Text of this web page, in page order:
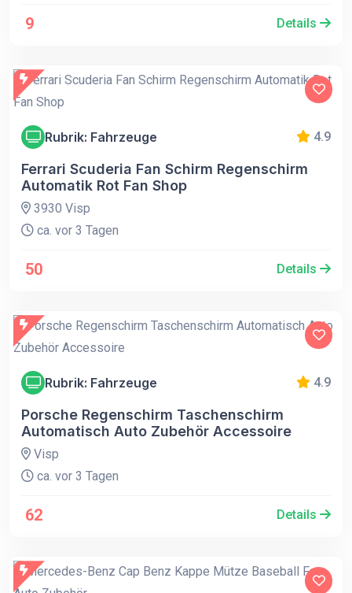
9 Details
Rubrik: Fahrzeuge 4.9
Ferrari Scuderia Fan Schirm Regenschirm
Automatik Rot Fan Shop
3930 Visp
ca. vor 3 Tagen
50 Details
Rubrik: Fahrzeuge 4.9
Porsche Regenschirm Taschenschirm
Automatisch Auto Zubehör Accessoire
Visp
ca. vor 3 Tagen
62 Details